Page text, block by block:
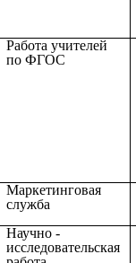
Работа учителей
по ФГОС
Маркетинговая
служба
Научно -
исследовательская